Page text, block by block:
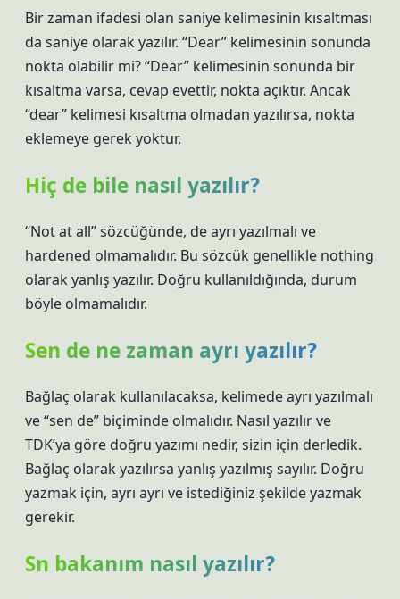
Bir zaman ifadesi olan saniye kelimesinin kısaltması
da saniye olarak yazılır. “Dear” kelimesinin sonunda
nokta olabilir mi? “Dear” kelimesinin sonunda bir
kısaltma varsa, cevap evettir, nokta açıktır. Ancak
“dear” kelimesi kısaltma olmadan yazılırsa, nokta
eklemeye gerek yoktur.
Hiç de bile nasıl yazılır?
“Not at all” sözcüğünde, de ayrı yazılmalı ve
hardened olmamalıdır. Bu sözcük genellikle nothing
olarak yanlış yazılır. Doğru kullanıldığında, durum
böyle olmamalıdır.
Sen de ne zaman ayrı yazılır?
Bağlaç olarak kullanılacaksa, kelimede ayrı yazılmalı
ve “sen de” biçiminde olmalıdır. Nasıl yazılır ve
TDK’ya göre doğru yazımı nedir, sizin için derledik.
Bağlaç olarak yazılırsa yanlış yazılmış sayılır. Doğru
yazmak için, ayrı ayrı ve istediğiniz şekilde yazmak
gerekir.
Sn bakanım nasıl yazılır?